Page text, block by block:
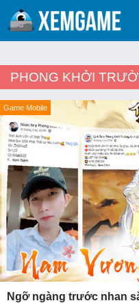
PHONG KHỞI
Game Mobile
Ngỡ ngàng trước nhan